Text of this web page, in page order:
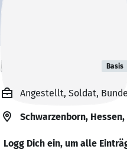
Robin Löffler Basis
Angestellt, Soldat,
Schwarzenborn,
Logg Dich ein, um alle